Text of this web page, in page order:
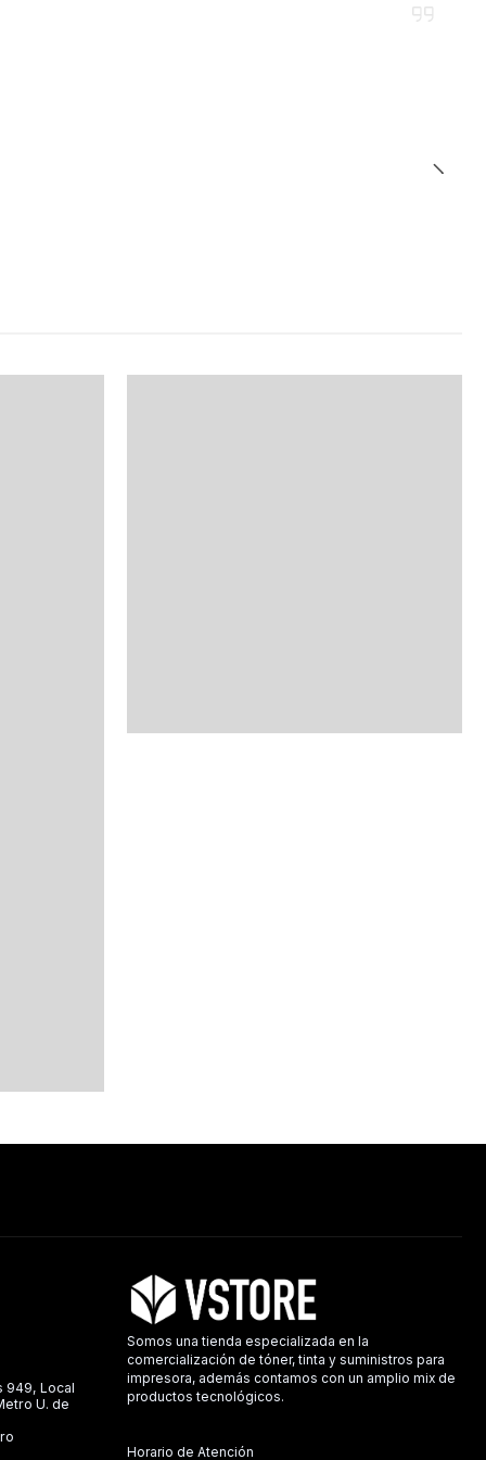
949, Local
U. de
Somos una tienda especializada en la
comercialización de tóner, tinta y suministros para
impresora, además contamos con un amplio mix de
productos tecnológicos.
Horario de Atención